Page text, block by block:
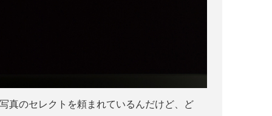
真のセレクトを頼まれているんだけど、ど